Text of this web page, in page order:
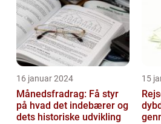
16 januar 2024
Månedsfradrag: Få styr
på hvad det indebærer og
dets historiske udvikling
15